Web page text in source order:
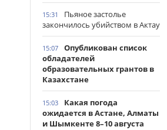
15:31
Пьяное застолье
закончилось убийством в Актау
15:07
Опубликован список
обладателей
образовательных грантов в
Казахстане
15:03
Какая погода
ожидается в Астане, Алматы
и Шымкенте 8–10 августа